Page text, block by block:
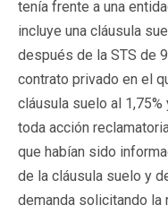
tenía frente a una
incluye una cláusula
después de la STS de
contrato privado en el
cláusula suelo al
toda acción
que habían sido
de la cláusula suelo y
demanda solicitando la